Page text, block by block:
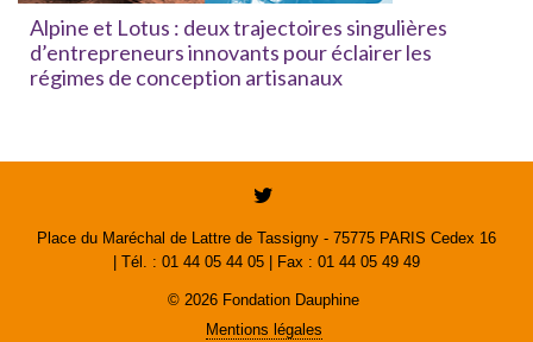
Alpine et Lotus : deux trajectoires singulières
d’entrepreneurs innovants pour éclairer les
régimes de conception artisanaux
Place du Maréchal de Lattre de Tassigny - 75775 PARIS Cedex 16
| Tél. : 01 44 05 44 05 | Fax : 01 44 05 49 49
© 2026 Fondation Dauphine
Mentions légales